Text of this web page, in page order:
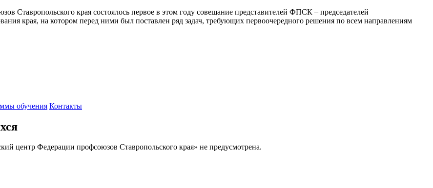
Ставропольского края состоялось первое в этом году совещание представителей ФПСК – председателей
края, на котором перед ними был поставлен ряд задач, требующих первоочередного решения по всем направлениям
обучения Контакты
центр Федерации профсоюзов Ставропольского края» не предусмотрена.